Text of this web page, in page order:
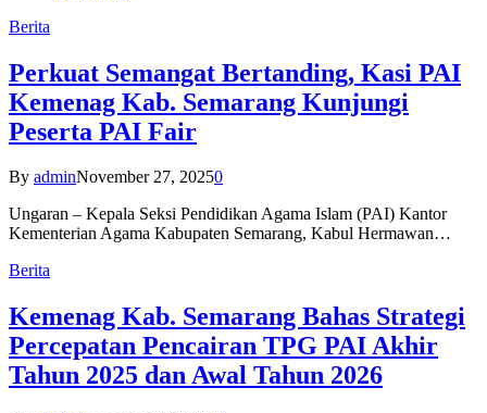
Berita
Perkuat Semangat Bertanding, Kasi PAI
Kemenag Kab. Semarang Kunjungi
Peserta PAI Fair
By adminNovember 27, 20250
Ungaran – Kepala Seksi Pendidikan Agama Islam (PAI) Kantor
Kementerian Agama Kabupaten Semarang, Kabul Hermawan…
Berita
Kemenag Kab. Semarang Bahas Strategi
Percepatan Pencairan TPG PAI Akhir
Tahun 2025 dan Awal Tahun 2026